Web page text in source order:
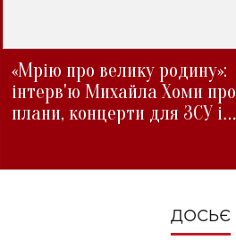
«Мрію про велику родину»:
інтерв'ю Михайла Хоми про
плани, концерти для ЗСУ і
ДОСЬЄ